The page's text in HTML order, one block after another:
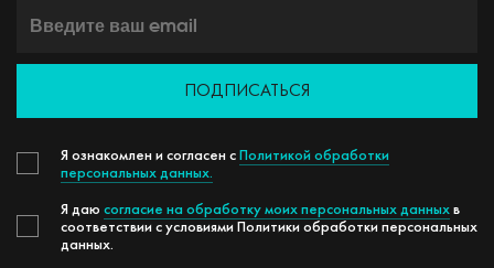
ПОДПИСАТЬСЯ
Я ознакомлен и согласен сПолитикой обработки
персональных данных.
Я даю согласие на обработку моих персональных данныхв
соответствии с условиями Политики обработки персональных
данных.